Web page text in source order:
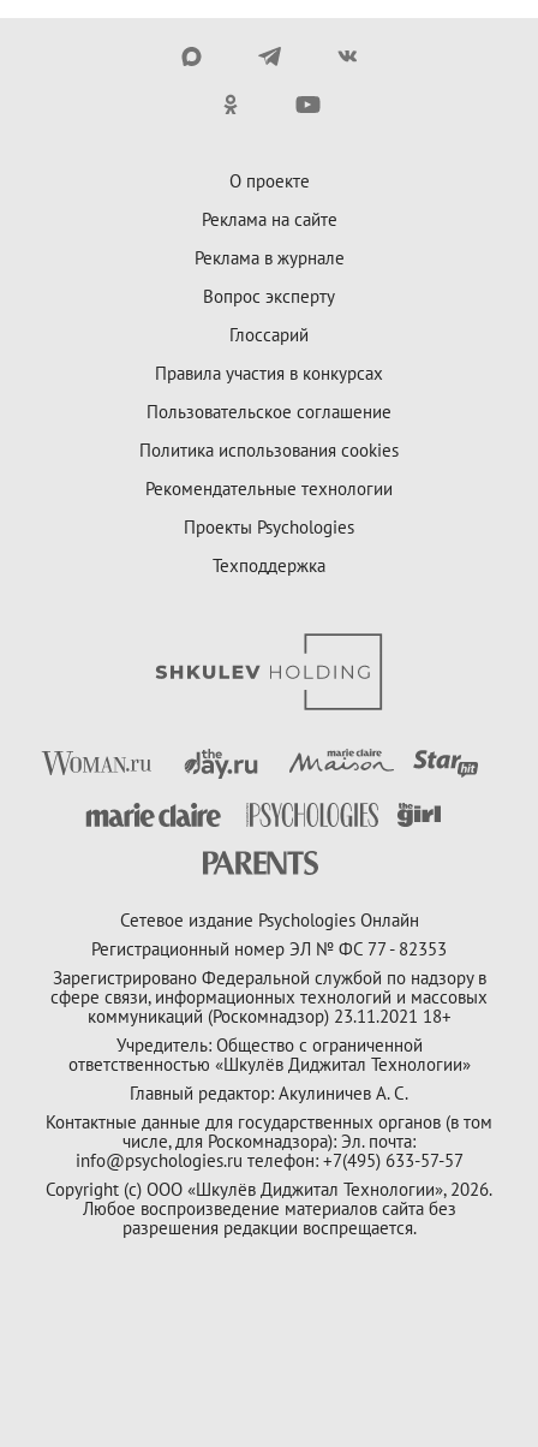
О проекте
Реклама на сайте
Реклама в журнале
Вопрос эксперту
Глоссарий
Правила участия в конкурсах
Пользовательское соглашение
Политика использования cookies
Рекомендательные технологии
Проекты Psychologies
Техподдержка
Сетевое издание Psychologies Онлайн
Регистрационный номер ЭЛ № ФС 77 - 82353
Зарегистрировано Федеральной службой по надзору в
сфере связи, информационных технологий и массовых
коммуникаций (Роскомнадзор) 23.11.2021 18+
Учредитель: Общество с ограниченной
ответственностью «Шкулёв Диджитал Технологии»
Главный редактор: Акулиничев А. С.
Контактные данные для государственных органов (в том
числе, для Роскомнадзора): Эл. почта:
info@psychologies.ru телефон: +7(495) 633-57-57
Copyright (с) ООО «Шкулёв Диджитал Технологии», 2026.
Любое воспроизведение материалов сайта без
разрешения редакции воспрещается.